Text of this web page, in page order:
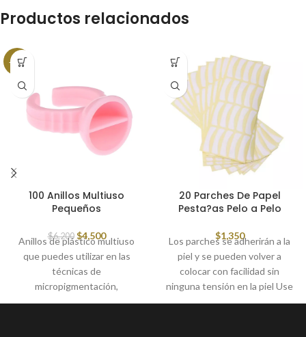
Productos relacionados
-27%
100 Anillos Multiuso
Pequeños
$6,200 $4,500
Anillos de plástico multiuso
que puedes utilizar en las
técnicas de
micropigmentación,
microblading y pestañas pelo a
20 Parches De Papel
Pesta?as Pelo a Pelo
$1,350
Los parches se adherirán a la
piel y se pueden volver a
colocar con facilidad sin
ninguna tensión en la piel Use
estos parches para aislar y